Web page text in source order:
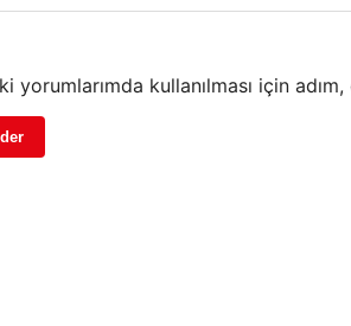
yorumlarımda kullanılması için